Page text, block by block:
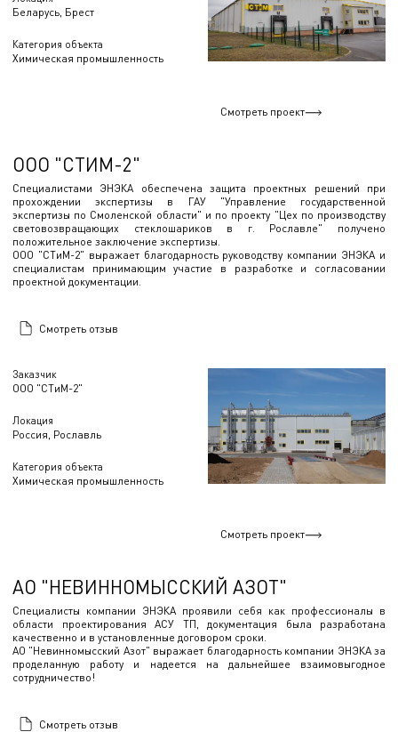
Беларусь, Брест
Категория объекта
Химическая промышленность
Смотреть проект
Заказчик
ООО "СТиМ-2"
Локация
Россия, Рославль
Категория объекта
Химическая промышленность
ООО "СТИМ-2"
Специалистами ЭНЭКА обеспечена защита проектных решений при
прохождении экспертизы в ГАУ "Управление государственной
экспертизы по Смоленской области" и по проекту "Цех по производству
световозвращающих стеклошариков в г. Рославле" получено
положительное заключение экспертизы.
ООО "СТиМ-2" выражает благодарность руководству компании ЭНЭКА и
специалистам принимающим участие в разработке и согласовании
проектной документации.
Смотреть отзыв
Смотреть проект
АО "НЕВИННОМЫССКИЙ АЗОТ"
Специалисты компании ЭНЭКА проявили себя как профессионалы в
области проектирования АСУ ТП, документация была разработана
качественно и в установленные договором сроки.
АО "Невинномысский Азот" выражает благодарность компании ЭНЭКА за
проделанную работу и надеется на дальнейшее взаимовыгодное
сотрудничество!
Смотреть отзыв